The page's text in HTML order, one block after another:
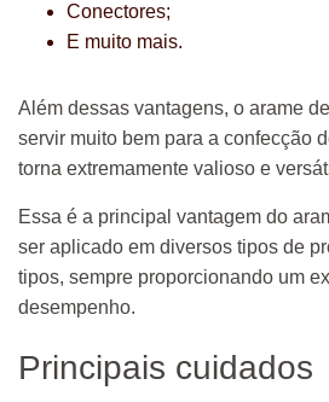
Conectores;
E muito mais.
Além dessas vantagens, o arame
servir muito bem para a confecção
torna extremamente valioso e
Essa é a principal vantagem do
ser aplicado em diversos tipos de
tipos, sempre proporcionando um
desempenho.
Principais cuidados